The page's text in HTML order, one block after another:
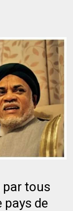
par tous
pays de